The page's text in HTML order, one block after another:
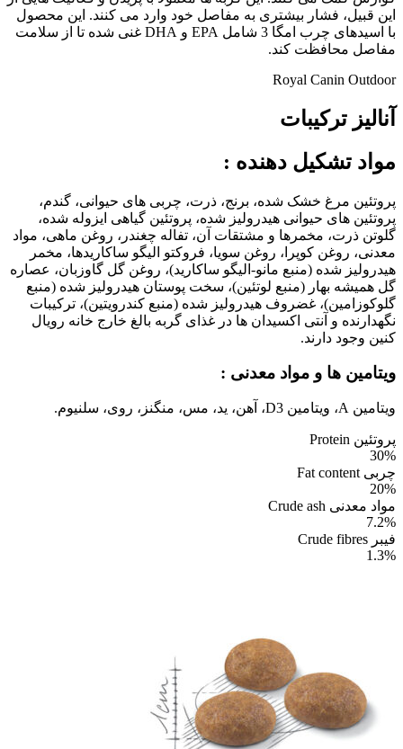
این قبیل، فشار بیشتری به مفاصل خود وارد می کنند. این محصول
با اسیدهای چرب امگا 3 شامل EPA و DHA غنی شده تا از سلامت
مفاصل محافظت کند.
Royal Canin Outdoor
آنالیز ترکیبات
مواد تشکیل دهنده :
پروتئین مرغ خشک شده، برنج، ذرت، چربی های حیوانی، گندم،
پروتئین های حیوانی هیدرولیز شده، پروتئین گیاهی ایزوله شده،
گلوتن ذرت، مخمرها و مشتقات آن، تفاله چغندر، روغن ماهی، مواد
معدنی، روغن کوپرا، روغن سویا، فروکتو الیگو ساکاریدها، مخمر
هیدرولیز شده (منبع مانو-الیگو ساکارید)، روغن گل گاوزبان، عصاره
گل همیشه بهار (منبع لوتئین)، سخت پوستان هیدرولیز شده (منبع
گلوکوزامین)، غضروف هیدرولیز شده (منبع کندرویتین)، ترکیبات
نگهدارنده و آنتی اکسیدان ها در غذای گربه بالغ خارج خانه رویال
کنین وجود دارند.
ویتامین ها و مواد معدنی :
ویتامین A، ویتامین D3، آهن، ید، مس، منگنز، روی، سلنیوم.
پروتئین Protein
30%
چربی Fat content
20%
مواد معدنی Crude ash
7.2%
فیبر Crude fibres
1.3%